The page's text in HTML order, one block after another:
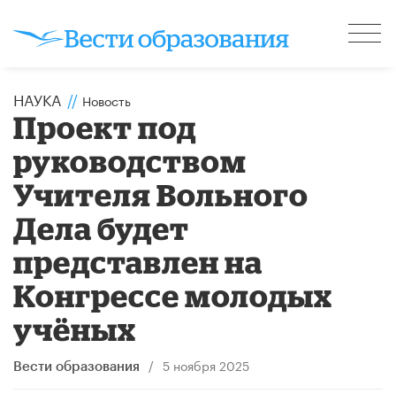
НАУКА // Новость
Проект под
руководством
Учителя Вольного
Дела будет
представлен на
Конгрессе молодых
учёных
Вести образования / 5 ноября 2025